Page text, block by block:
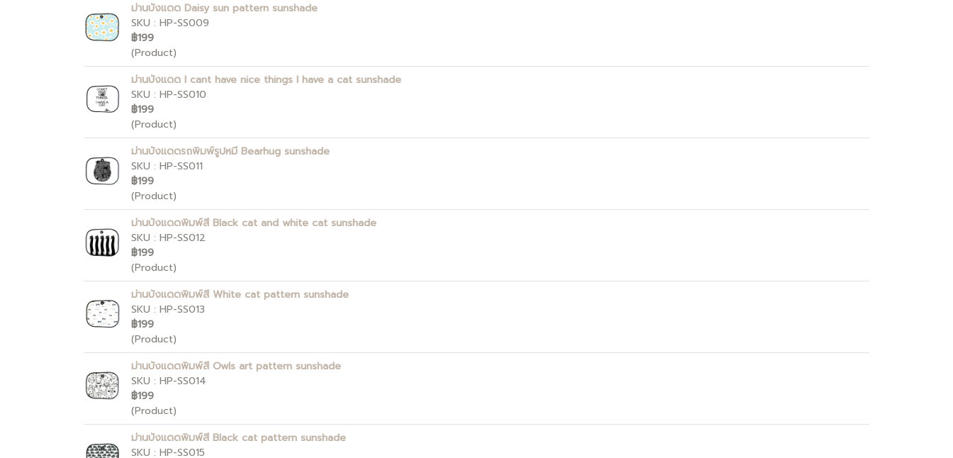
ม่านบังแดด Daisy sun pattern sunshade
SKU : HP-SS009
฿199
(Product)
ม่านบังแดด I cant have nice things I have a cat sunshade
SKU : HP-SS010
฿199
(Product)
ม่านบังแดดรถพิมพ์รูปหมี Bearhug sunshade
SKU : HP-SS011
฿199
(Product)
ม่านบังแดดพิมพ์สี Black cat and white cat sunshade
SKU : HP-SS012
฿199
(Product)
ม่านบังแดดพิมพ์สี White cat pattern sunshade
SKU : HP-SS013
฿199
(Product)
ม่านบังแดดพิมพ์สี Owls art pattern sunshade
SKU : HP-SS014
฿199
(Product)
ม่านบังแดดพิมพ์สี Black cat pattern sunshade
SKU : HP-SS015